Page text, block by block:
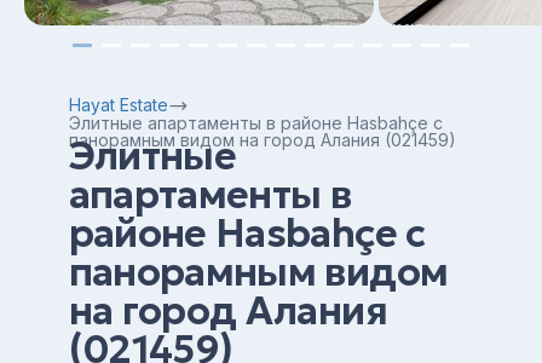
Hayat Estate
Элитные апартаменты в районе Hasbahçe с
панорамным видом на город Алания (021459)
Элитные
апартаменты в
районе Hasbahçe с
панорамным видом
на город Алания
(021459)